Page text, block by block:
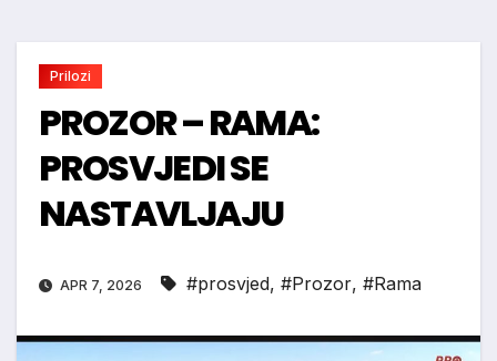
Prilozi
PROZOR – RAMA:
PROSVJEDI SE
NASTAVLJAJU
APR 7, 2026 #prosvjed, #Prozor, #Rama